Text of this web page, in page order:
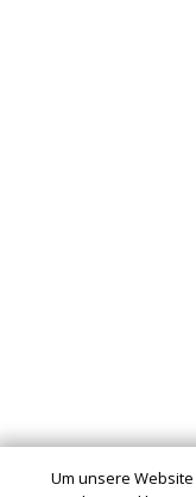
Um unsere
ausgesperrt haben,